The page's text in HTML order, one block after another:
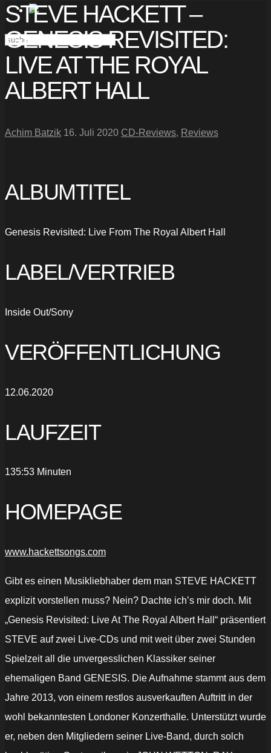
STEVE HACKETT –
GENESIS REVISITED:
LIVE AT THE ROYAL
ALBERT HALL
Achim Batzik 16. Juli 2020 CD-Reviews, Reviews
ALBUMTITEL
Genesis Revisited: Live From The Royal Albert Hall
LABEL/VERTRIEB
Inside Out/Sony
VERÖFFENTLICHUNG
12.06.2020
LAUFZEIT
135:53 Minuten
HOMEPAGE
www.hackettsongs.com
Gibt es einen Musikliebhaber dem man STEVE HACKETT
explizit vorstellen muss? Nein? Dachte ich’s mir doch. Mit
„Genesis Revisited: Live At The Royal Albert Hall“ präsentiert
STEVE auf zwei Live-CDs und mit weit über zwei Stunden
Spielzeit all die unvergesslichen Klassiker seiner
ehemaligen Band GENESIS. Die Aufnahme stammt aus dem
Jahre 2013, von einem restlos ausverkauften Auftritt in der
wohl bekanntesten Londoner Konzerthalle. Unterstützt wurde
er, neben den Mitgliedern seiner Live-Band, durch solch